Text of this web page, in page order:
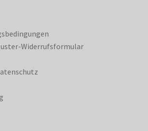
Widerrufsformular